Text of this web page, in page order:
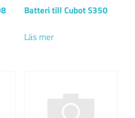
Batteri till Cubot S350
Läs mer